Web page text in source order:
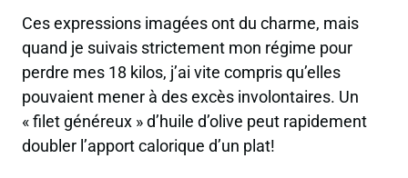
Ces expressions imagées ont du charme, mais
quand je suivais strictement mon régime pour
perdre mes 18 kilos, j’ai vite compris qu’elles
pouvaient mener à des excès involontaires. Un
« filet généreux » d’huile d’olive peut rapidement
doubler l’apport calorique d’un plat!